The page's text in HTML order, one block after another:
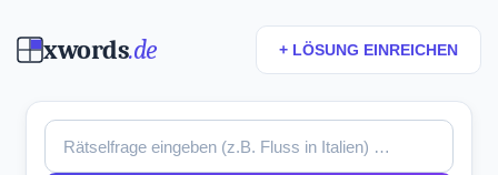
xwords.de + LÖSUNG EINREICHEN